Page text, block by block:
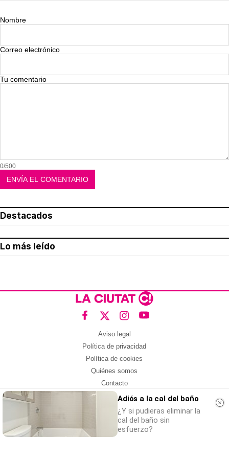
Nombre
Correo electrónico
Tu comentario
0/500
Destacados
Lo más leído
Aviso legal
Política de privacidad
Política de cookies
Quiénes somos
Contacto
Redes sociales
Con la colaboración de:
Adiós a la cal del baño
¿Y si pudieras eliminar la
cal del baño sin
esfuerzo?